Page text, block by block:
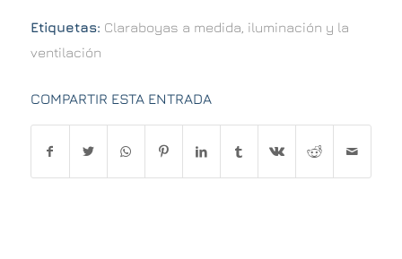
Etiquetas: Claraboyas a medida iluminación y la
ventilación
COMPARTIR ESTA ENTRADA